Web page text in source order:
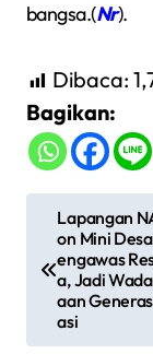
bangsa.(Nr).
Dibaca:
Bagikan:
Lapangan
on Mini
engawas
a, Jadi
aan
asi